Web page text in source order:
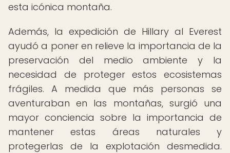
esta icónica montaña.
Además, la expedición de Hillary al Everest
ayudó a poner en relieve la importancia de la
preservación del medio ambiente y la
necesidad de proteger estos ecosistemas
frágiles. A medida que más personas se
aventuraban en las montañas, surgió una
mayor conciencia sobre la importancia de
mantener estas áreas naturales y
protegerlas de la explotación desmedida.